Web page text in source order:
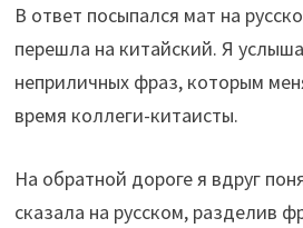
В ответ посыпался мат на
перешла на китайский. Я
неприличных фраз, которым
время коллеги-китаисты.
На обратной дороге я вдруг
сказала на русском, разделив